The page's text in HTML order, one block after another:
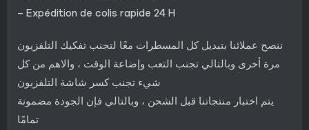
– Expédition de colis rapide 24 H
ننصح عملائنا بتبديل كل المسطرات معًا لتجنب تفكيك التلفزيون
مرة أخرى وبالتالي تجنب التعب وإضاعة الوقت ، والاهم من كل
شيء تجنب كسر شاشة التلفزيون
يتم اختبار منتجاتنا قبل الشحن ، وبالتالي فإن الجودة مضمونة
تمامًا